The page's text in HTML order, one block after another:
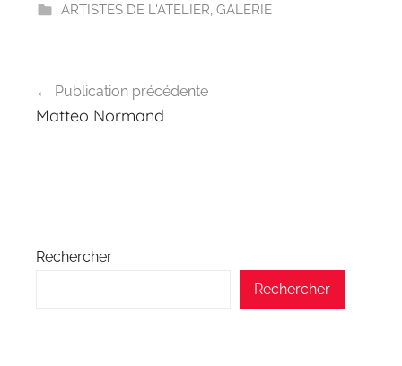
ARTISTES DE L'ATELIER, GALERIE
de
Publication précédente
Matteo Normand
Rechercher
Rechercher